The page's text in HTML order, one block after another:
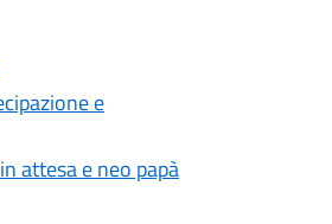
e
attesa e neo papà